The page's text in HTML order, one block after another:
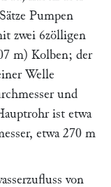
Pumpen
zwei 6zölligen
m) Kolben; der
Welle
und
ist etwa
etwa 270 m
von